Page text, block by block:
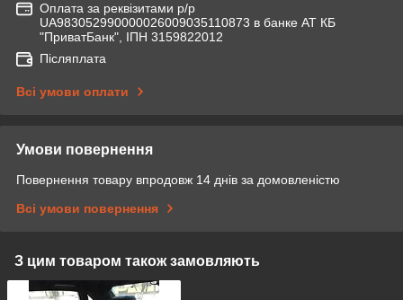
Оплата за реквізитами р/р
UA983052990000026009035110873 в банке АТ КБ
"ПриватБанк", ІПН 3159822012
Післяплата
Всі умови оплати
Умови повернення
Повернення товару впродовж 14 днів за домовленістю
Всі умови повернення
З цим товаром також замовляють